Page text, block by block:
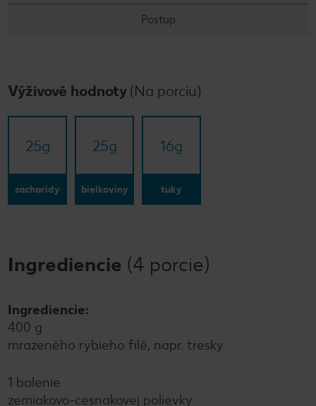
Postup
Výživové hodnoty (Na porciu)
25g
sacharidy
25g
bielkoviny
16g
tuky
Ingrediencie (4 porcie)
Ingrediencie:
400 g
mrazeného rybieho filé, napr. tresky
1 balenie
zemiakovo-cesnakovej polievky